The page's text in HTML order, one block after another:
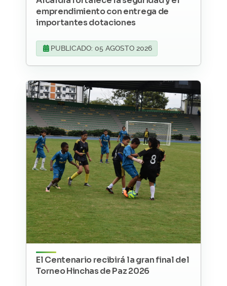
emprendimiento con entrega de
importantes dotaciones
PUBLICADO: 05 AGOSTO 2026
El Centenario recibirá la gran final del
Torneo Hinchas de Paz 2026